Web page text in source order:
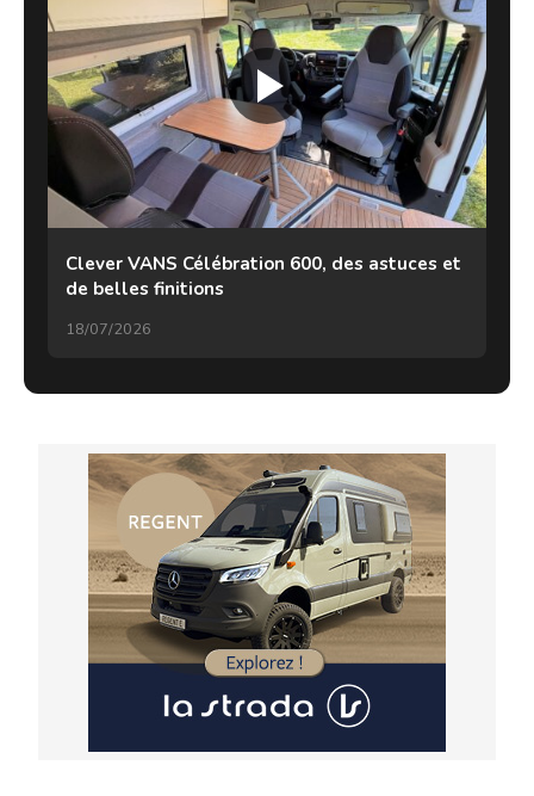
Clever VANS Célébration 600, des astuces et
de belles finitions
18/07/2026